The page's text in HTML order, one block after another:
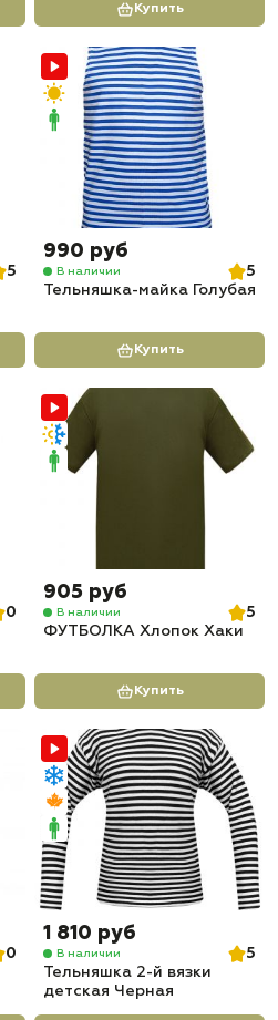
Купить
5
990 руб
В наличии
5
Тельняшка-майка Голубая
Купить
0
905 руб
В наличии
5
ФУТБОЛКА Хлопок Хаки
Купить
0
1 810 руб
В наличии
5
Тельняшка 2-й вязки
детская Черная